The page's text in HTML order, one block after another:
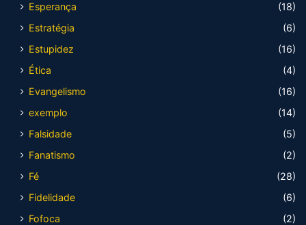
Esperança
(18)
Estratégia
(6)
Estupidez
(16)
Ética
(4)
Evangelismo
(16)
exemplo
(14)
Falsidade
(5)
Fanatismo
(2)
Fé
(28)
Fidelidade
(6)
Fofoca
(2)